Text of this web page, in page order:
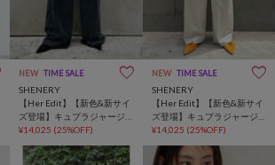
NEW TIME SALE
SHENERY
【Her Edit】【新色&新サイ
ズ登場】キュプラジャージ
ータックパンツ
¥14,025 (25%OFF)
NEW TIME SALE
SHENERY
【Her Edit】【新色&新サイ
ズ登場】キュプラジャージ
ータックパンツ
¥14,025 (25%OFF)